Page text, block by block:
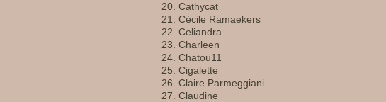
Cathycat
Cécile Ramaekers
Celiandra
Charleen
Chatou11
Cigalette
Claire Parmeggiani
Claudine